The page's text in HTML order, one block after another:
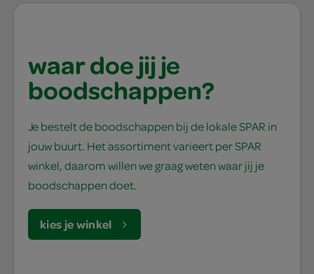
waar doe jij je
boodschappen?
Je bestelt de boodschappen bij de lokale SPAR in
jouw buurt. Het assortiment varieert per SPAR
winkel, daarom willen we graag weten waar jij je
boodschappen doet.
kies je winkel